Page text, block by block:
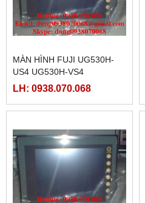
MÀN HÌNH FUJI UG530H-
US4 UG530H-VS4
LH: 0938.070.068